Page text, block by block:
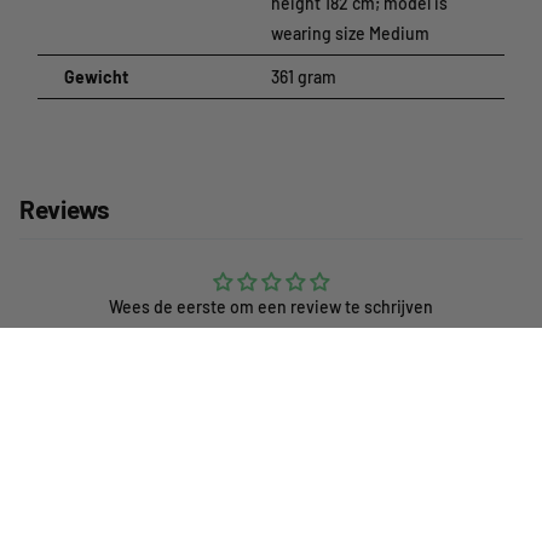
wearing size Medium
Gewicht 361 gram
Reviews
Wees de eerste om een review te schrijven